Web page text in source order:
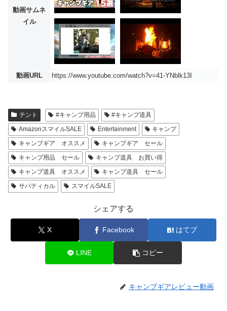
動画サムネ
イル
動画URL https://www.youtube.com/watch?v=41-YNblk13I
テント #キャンプ用品
#キャンプ道具
AmazonスマイルSALE
Entertainment
キャンプ
キャンプギア オススメ
キャンプギア セール
キャンプ用品 セール
キャンプ道具 お買い得
キャンプ道具 オススメ
キャンプ道具 セール
サバティカル
スマイルSALE
シェアする
X Facebook はてブ
LINE コピー
キャンプギアレビュー動画